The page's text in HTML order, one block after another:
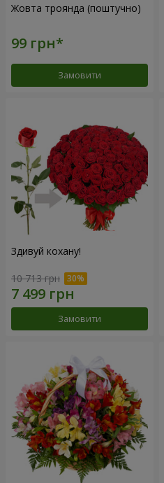
Жовта троянда (поштучно)
Замовити
Здивуй кохану!
10 713 грн
Замовити